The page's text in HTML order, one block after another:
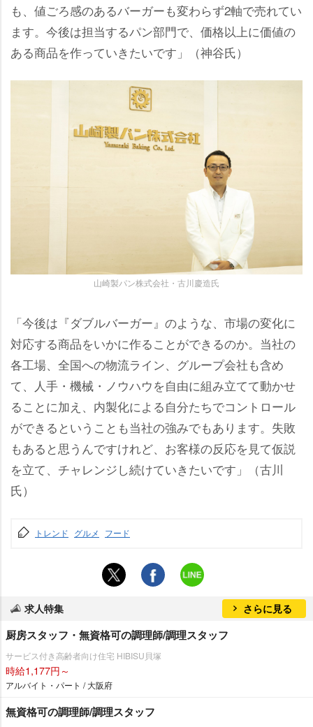
も、値ごろ感のあるバーガーも変わらず2軸で売れてい
ます。今後は担当するパン部門で、価格以上に価値の
ある商品を作っていきたいです」（神谷氏）
山崎製パン株式会社・古川慶造氏
「今後は『ダブルバーガー』のような、市場の変化に
対応する商品をいかに作ることができるのか。当社の
各工場、全国への物流ライン、グループ会社も含め
て、人手・機械・ノウハウを自由に組み立てて動かせ
ることに加え、内製化による自分たちでコントロール
ができるということも当社の強みでもあります。失敗
もあると思うんですけれど、お客様の反応を見て仮説
を立て、チャレンジし続けていきたいです」（古川
氏）
トレンド グルメ フード
求人特集 さらに見る
厨房スタッフ・無資格可の調理師/調理スタッフ
サービス付き高齢者向け住宅 HIBISU貝塚
時給1,177円～
アルバイト・パート / 大阪府
無資格可の調理師/調理スタッフ